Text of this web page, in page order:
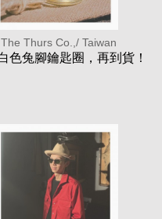
The Thurs Co.,/ Taiwan
色兔腳鑰匙圈，再到貨！